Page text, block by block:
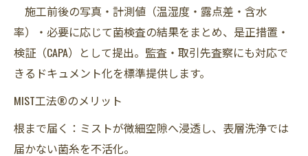
施工前後の写真・計測値（温湿度・露点差・含水
率）・必要に応じて菌検査の結果をまとめ、是正措置・
検証（CAPA）として提出。監査・取引先査察にも対応で
きるドキュメント化を標準提供します。
MIST工法®のメリット
根まで届く：ミストが微細空隙へ浸透し、表層洗浄では
届かない菌糸を不活化。